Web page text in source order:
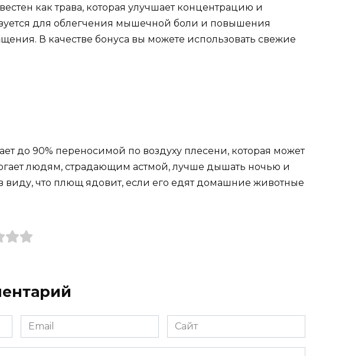
как трава, которая улучшает концентрацию и
для облегчения мышечной боли и повышения
В качестве бонуса вы можете использовать свежие
до 90% переносимой по воздуху плесени, которая может
людям, страдающим астмой, лучше дышать ночью и
виду, что плющ ядовит, если его едят домашние животные
Email
*
Сайт